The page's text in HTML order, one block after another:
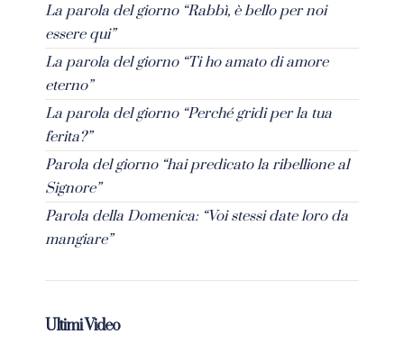
La parola del giorno “Rabbì, è bello per noi
essere qui”
La parola del giorno “Ti ho amato di amore
eterno”
La parola del giorno “Perché gridi per la tua
ferita?”
Parola del giorno “hai predicato la ribellione al
Signore”
Parola della Domenica: “Voi stessi date loro da
mangiare”
Ultimi Video